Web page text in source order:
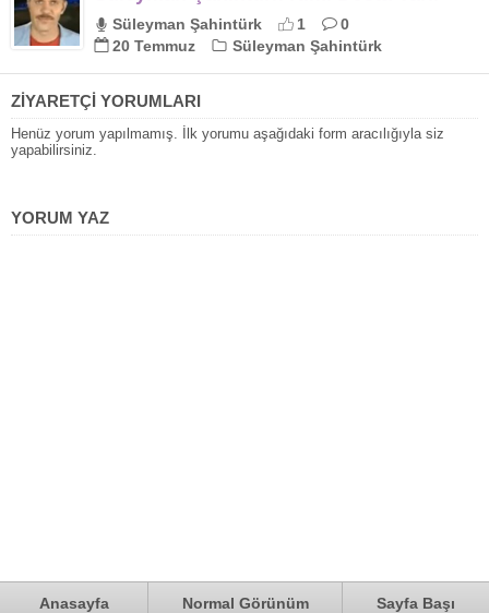
Süleyman Şahintürk 1
0
20 Temmuz
Süleyman Şahintürk
ZİYARETÇİ YORUMLARI
Henüz yorum yapılmamış. İlk yorumu aşağıdaki form aracılığıyla siz
yapabilirsiniz.
YORUM YAZ
Anasayfa Normal Görünüm Sayfa Başı